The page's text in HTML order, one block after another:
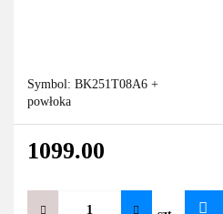
Symbol: BK251T08A6 +
powłoka
1099.00